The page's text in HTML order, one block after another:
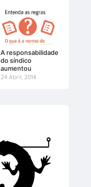
A responsabilidade
do síndico
aumentou
24 Abril, 2014